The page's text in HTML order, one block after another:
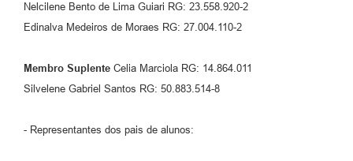
Nelcilene Bento de Lima Guiari RG: 23.558.920-2
Edinalva Medeiros de Moraes RG: 27.004.110-2
Membro Suplente Celia Marciola RG: 14.864.011
Silvelene Gabriel Santos RG: 50.883.514-8
- Representantes dos pais de alunos: